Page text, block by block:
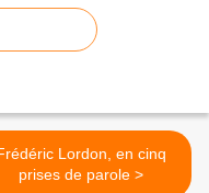
Lordon, en cinq
prises de parole >